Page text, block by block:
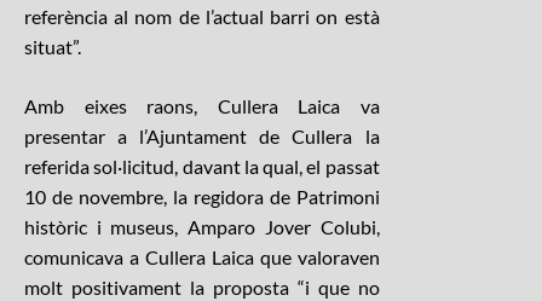
referència al nom de l’actual barri on està
situat”.
Amb eixes raons, Cullera Laica va
presentar a l’Ajuntament de Cullera la
referida sol·licitud, davant la qual, el passat
10 de novembre, la regidora de Patrimoni
històric i museus, Amparo Jover Colubi,
comunicava a Cullera Laica que valoraven
molt positivament la proposta “i que no